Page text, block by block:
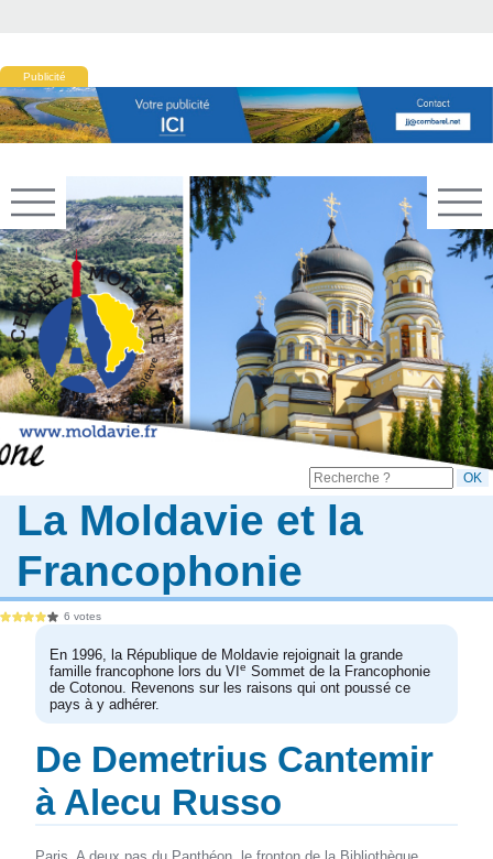
Publicité
La Moldavie et la
Francophonie
6 votes
En 1996, la République de Moldavie rejoignait la grande
famille francophone lors du VIe Sommet de la Francophonie
de Cotonou. Revenons sur les raisons qui ont poussé ce
pays à y adhérer.
De Demetrius Cantemir
à Alecu Russo